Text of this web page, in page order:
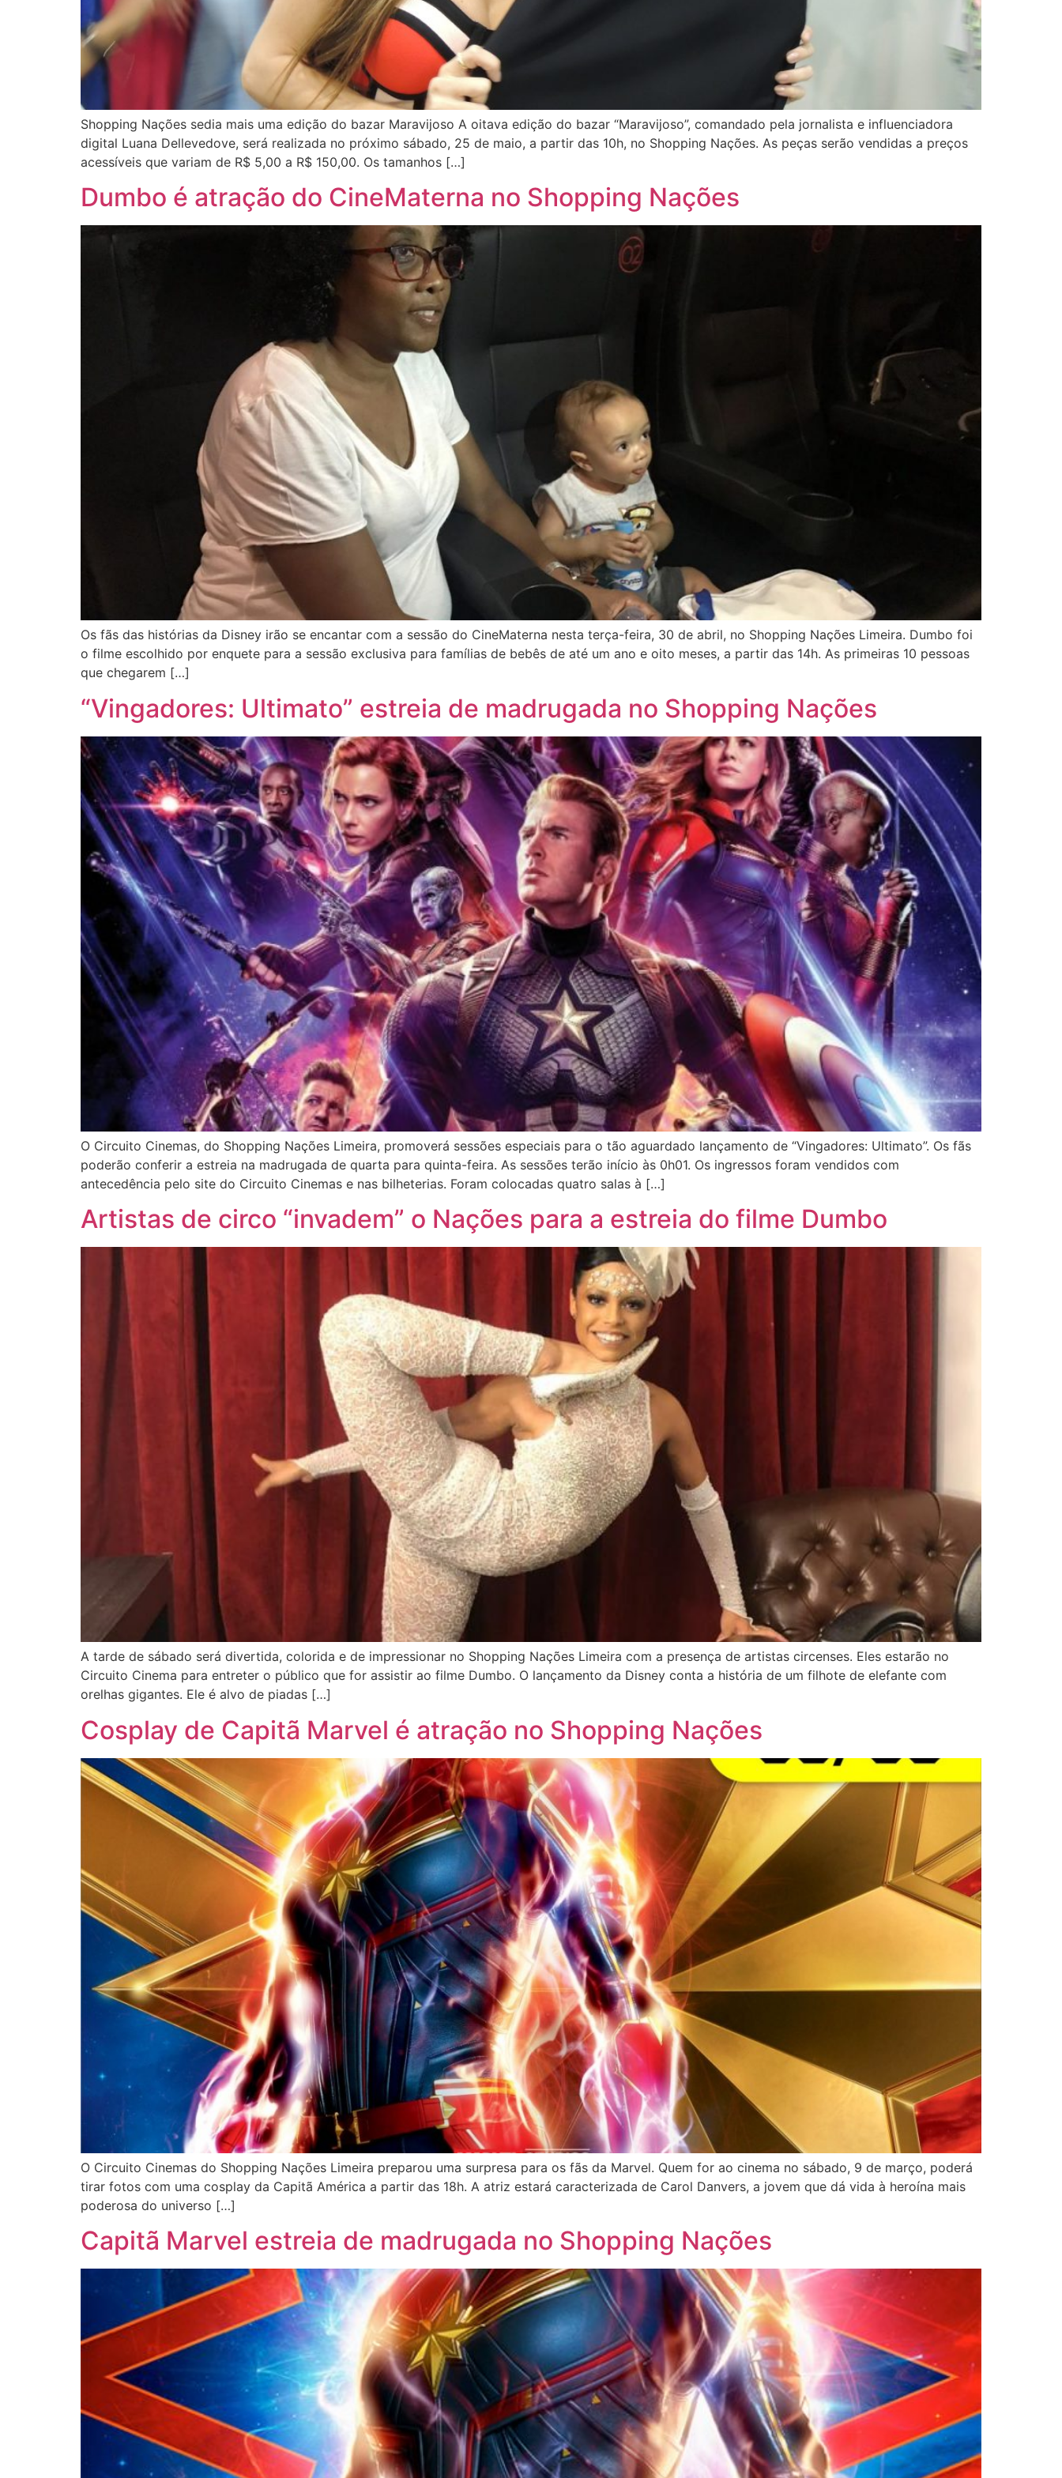
Shopping Nações sedia mais uma edição do bazar Maravijoso A oitava edição do bazar “Maravijoso”, comandado pela jornalista e influenciadora
digital Luana Dellevedove, será realizada no próximo sábado, 25 de maio, a partir das 10h, no Shopping Nações. As peças serão vendidas a preços
acessíveis que variam de R$ 5,00 a R$ 150,00. Os tamanhos […]
Dumbo é atração do CineMaterna no Shopping Nações
Os fãs das histórias da Disney irão se encantar com a sessão do CineMaterna nesta terça-feira, 30 de abril, no Shopping Nações Limeira. Dumbo foi
o filme escolhido por enquete para a sessão exclusiva para famílias de bebês de até um ano e oito meses, a partir das 14h. As primeiras 10 pessoas
que chegarem […]
“Vingadores: Ultimato” estreia de madrugada no Shopping Nações
O Circuito Cinemas, do Shopping Nações Limeira, promoverá sessões especiais para o tão aguardado lançamento de “Vingadores: Ultimato”. Os fãs
poderão conferir a estreia na madrugada de quarta para quinta-feira. As sessões terão início às 0h01. Os ingressos foram vendidos com
antecedência pelo site do Circuito Cinemas e nas bilheterias. Foram colocadas quatro salas à […]
Artistas de circo “invadem” o Nações para a estreia do filme Dumbo
A tarde de sábado será divertida, colorida e de impressionar no Shopping Nações Limeira com a presença de artistas circenses. Eles estarão no
Circuito Cinema para entreter o público que for assistir ao filme Dumbo. O lançamento da Disney conta a história de um filhote de elefante com
orelhas gigantes. Ele é alvo de piadas […]
Cosplay de Capitã Marvel é atração no Shopping Nações
O Circuito Cinemas do Shopping Nações Limeira preparou uma surpresa para os fãs da Marvel. Quem for ao cinema no sábado, 9 de março, poderá
tirar fotos com uma cosplay da Capitã América a partir das 18h. A atriz estará caracterizada de Carol Danvers, a jovem que dá vida à heroína mais
poderosa do universo […]
Capitã Marvel estreia de madrugada no Shopping Nações